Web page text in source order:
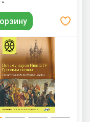
империя